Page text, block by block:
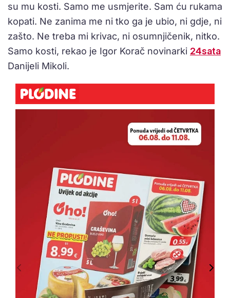
su mu kosti. Samo me usmjerite. Sam ću rukama
kopati. Ne zanima me ni tko ga je ubio, ni gdje, ni
zašto. Ne treba mi krivac, ni osumnjičenik, nitko.
Samo kosti, rekao je Igor Korač novinarki 24sata
Danijeli Mikoli.